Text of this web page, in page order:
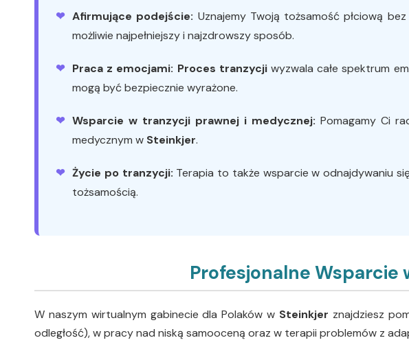
Afirmujące podejście: Uznajemy Twoją tożsamość płciową
możliwie najpełniejszy i najzdrowszy sposób.
Praca z emocjami: Proces tranzycjiwyzwala całe spektrum
mogą być bezpiecznie wyrażone.
Wsparcie w tranzycji prawnej i medycznej: Pomagamy Ci
medycznym w Steinkjer.
Życie po tranzycji: Terapia to także wsparcie w odnajdywaniu
tożsamością.
Profesjonalne Wsparcie
W naszym wirtualnym gabinecie dla Polaków w Steinkjer znajdziesz
odległość), w pracy nad niską samooceną oraz w terapii problemów z